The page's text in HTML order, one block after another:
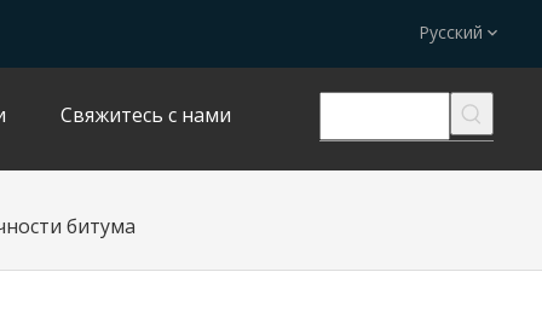
Pусский
Свяжитесь с нами
битума